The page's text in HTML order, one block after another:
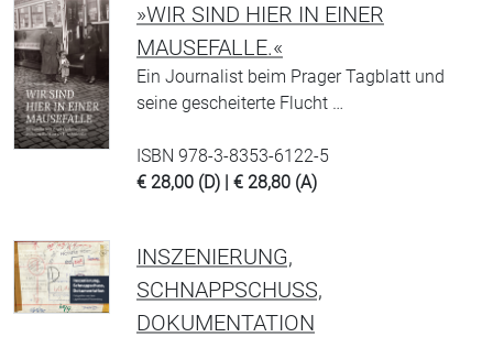
»WIR SIND HIER IN EINER
MAUSEFALLE.«
Ein Journalist beim Prager Tagblatt und
seine gescheiterte Flucht …
ISBN 978-3-8353-6122-5
€ 28,00 (D) | € 28,80 (A)
INSZENIERUNG,
SCHNAPPSCHUSS,
DOKUMENTATION